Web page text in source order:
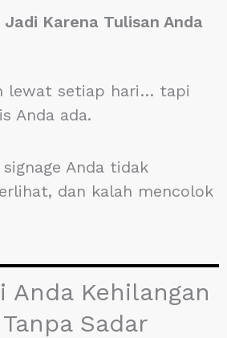
Karena Tulisan Anda
lewat setiap hari… tapi
Anda ada.
signage Anda tidak
dan kalah mencolok
Anda Kehilangan
Sadar